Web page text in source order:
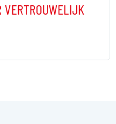
VERTROUWELIJK